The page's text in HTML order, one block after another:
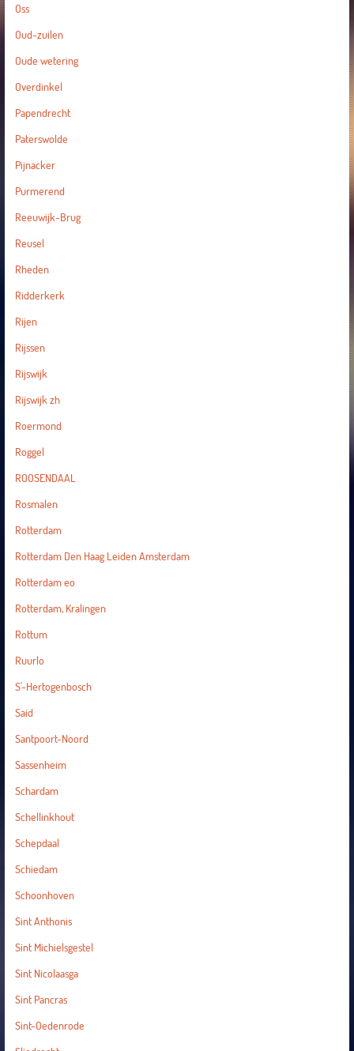
Oss
Oud-zuilen
Oude wetering
Overdinkel
Papendrecht
Paterswolde
Pijnacker
Purmerend
Reeuwijk-Brug
Reusel
Rheden
Ridderkerk
Rijen
Rijssen
Rijswijk
Rijswijk zh
Roermond
Roggel
ROOSENDAAL
Rosmalen
Rotterdam
Rotterdam Den Haag Leiden Amsterdam
Rotterdam eo
Rotterdam, Kralingen
Rottum
Ruurlo
S'-Hertogenbosch
Said
Santpoort-Noord
Sassenheim
Schardam
Schellinkhout
Schepdaal
Schiedam
Schoonhoven
Sint Anthonis
Sint Michielsgestel
Sint Nicolaasga
Sint Pancras
Sint-Oedenrode